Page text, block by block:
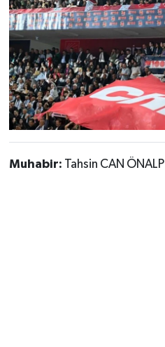
Muhabir: Tahsin CAN ÖNALP